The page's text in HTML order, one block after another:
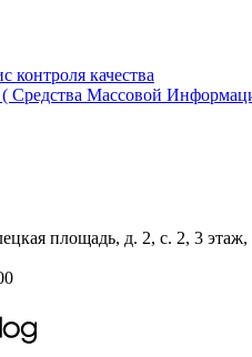
контроля качества
Массовой
площадь, д. 2, с. 2, 3